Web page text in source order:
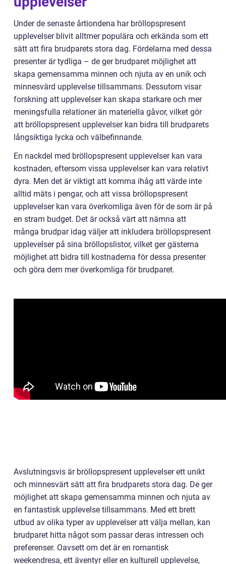
Under de senaste årtiondena har bröllopspresent
upplevelser blivit alltmer populära och erkända som ett
sätt att fira brudparets stora dag. Fördelarna med dessa
presenter är tydliga – de ger brudparet möjlighet att
skapa gemensamma minnen och njuta av en unik och
minnesvärd upplevelse tillsammans. Dessutom visar
forskning att upplevelser kan skapa starkare och mer
meningsfulla relationer än materiella gåvor, vilket gör
att bröllopspresent upplevelser kan bidra till brudparets
långsiktiga lycka och välbefinnande.
En nackdel med bröllopspresent upplevelser kan vara
kostnaden, eftersom vissa upplevelser kan vara relativt
dyra. Men det är viktigt att komma ihåg att värde inte
alltid mäts i pengar, och att vissa bröllopspresent
upplevelser kan vara överkomliga även för de som är på
en stram budget. Det är också värt att nämna att
många brudpar idag väljer att inkludera bröllopspresent
upplevelser på sina bröllopslistor, vilket ger gästerna
möjlighet att bidra till kostnaderna för dessa presenter
och göra dem mer överkomliga för brudparet.
Avslutningsvis är bröllopspresent upplevelser ett unikt
och minnesvärt sätt att fira brudparets stora dag. De ger
möjlighet att skapa gemensamma minnen och njuta av
en fantastisk upplevelse tillsammans. Med ett brett
utbud av olika typer av upplevelser att välja mellan, kan
brudparet hitta något som passar deras intressen och
preferenser. Oavsett om det är en romantisk
weekendresa, ett äventyr eller en kulturell upplevelse,